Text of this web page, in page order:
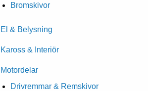
Bromskivor
El & Belysning
Kaross & Interiör
Motordelar
Drivremmar & Remskivor